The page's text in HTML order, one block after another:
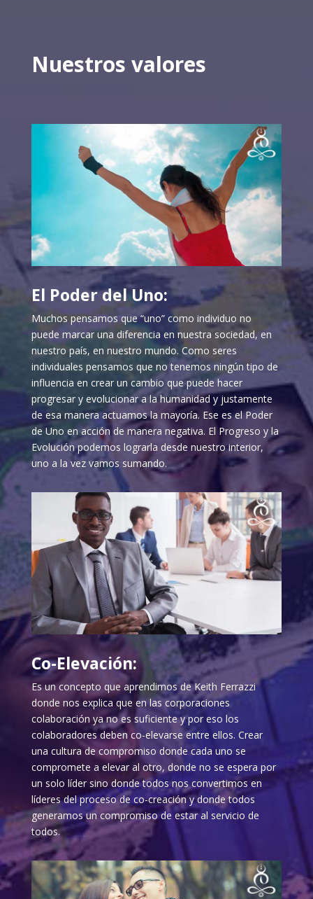
Nuestros valores
El Poder del Uno:
Muchos pensamos que “uno” como individuo no
puede marcar una diferencia en nuestra sociedad, en
nuestro país, en nuestro mundo. Como seres
individuales pensamos que no tenemos ningún tipo de
influencia en crear un cambio que puede hacer
progresar y evolucionar a la humanidad y justamente
de esa manera actuamos la mayoría. Ese es el Poder
de Uno en acción de manera negativa. El Progreso y la
Evolución podemos lograrla desde nuestro interior,
uno a la vez vamos sumando.
Co-Elevación:
Es un concepto que aprendimos de Keith Ferrazzi
donde nos explica que en las corporaciones
colaboración ya no es suficiente y por eso los
colaboradores deben co-elevarse entre ellos. Crear
una cultura de compromiso donde cada uno se
compromete a elevar al otro, donde no se espera por
un solo líder sino donde todos nos convertimos en
líderes del proceso de co-creación y donde todos
generamos un compromiso de estar al servicio de
todos.